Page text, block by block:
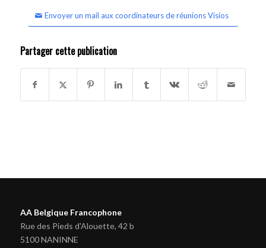
Envoyer un mail aux coordinateurs de réunions Visios
Partager cette publication
AA Belgique Francophone
Rue des Pieds d'Alouette, 42 b
5100 NANINNE